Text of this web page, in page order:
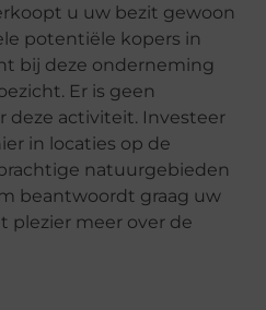
u uw bezit gewoon
potentiële kopers in
bij deze onderneming
Er is geen
deze activiteit. Investeer
in locaties op de
natuurgebieden
beantwoordt graag uw
plezier meer over de